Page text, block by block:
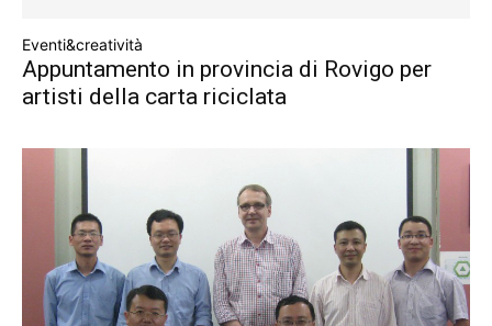
Eventi&creatività
Appuntamento in provincia di Rovigo per
artisti della carta riciclata